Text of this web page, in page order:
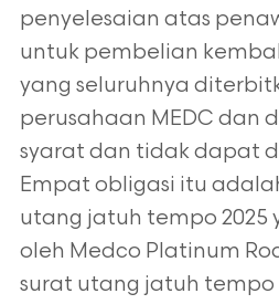
penyelesaian atas
untuk pembelian
yang seluruhnya
perusahaan MEDC dan
syarat dan tidak dapat
Empat obligasi itu
utang jatuh tempo 2025
oleh Medco Platinum
surat utang jatuh tempo